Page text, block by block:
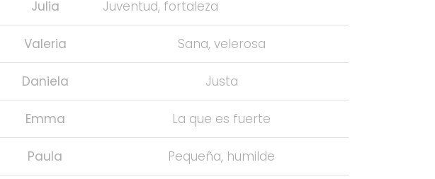
Julia Juventud, fortaleza
Valeria Sana, velerosa
Daniela Justa
Emma La que es fuerte
Paula Pequeña, humilde